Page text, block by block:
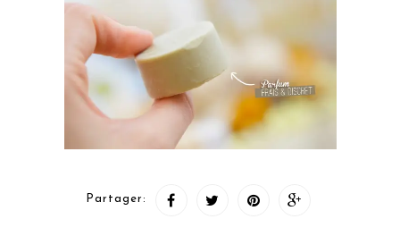
Partager: